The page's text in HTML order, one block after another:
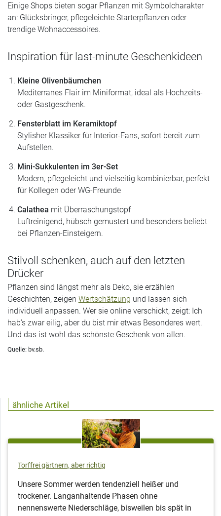
Einige Shops bieten sogar Pflanzen mit Symbolcharakter
an: Glücksbringer, pflegeleichte Starterpflanzen oder
trendige Wohnaccessoires.
Inspiration für last-minute Geschenkideen
Kleine Olivenbäumchen
Mediterranes Flair im Miniformat, ideal als Hochzeits-
oder Gastgeschenk.
Fensterblatt im Keramiktopf
Stylisher Klassiker für Interior-Fans, sofort bereit zum
Aufstellen.
Mini-Sukkulenten im 3er-Set
Modern, pflegeleicht und vielseitig kombinierbar, perfekt
für Kollegen oder WG-Freunde
Calathea mit Überraschungstopf
Luftreinigend, hübsch gemustert und besonders beliebt
bei Pflanzen-Einsteigern.
Stilvoll schenken, auch auf den letzten
Drücker
Pflanzen sind längst mehr als Deko, sie erzählen
Geschichten, zeigen Wertschätzung und lassen sich
individuell anpassen. Wer sie online verschickt, zeigt: Ich
hab’s zwar eilig, aber du bist mir etwas Besonderes wert.
Und das ist wohl das schönste Geschenk von allen.
Quelle: bv.sb.
ähnliche Artikel
Torffrei gärtnern, aber richtig
Unsere Sommer werden tendenziell heißer und
trockener. Langanhaltende Phasen ohne
nennenswerte Niederschläge, bisweilen bis spät in